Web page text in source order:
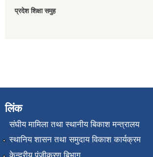
प्रदेश शिक्षा समुह
लिंक
संघीय मामिला तथा स्थानीय बिकाश मन्त्रालय
स्थानिय शासन तथा समुदाय विकाश कार्यक्रम
केन्द्रीय पंजीकरण बिभाग